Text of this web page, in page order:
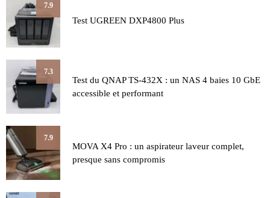
7.9
Test UGREEN DXP4800 Plus
7.3
Test du QNAP TS-432X : un NAS 4 baies 10 GbE
accessible et performant
7.9
MOVA X4 Pro : un aspirateur laveur complet,
presque sans compromis